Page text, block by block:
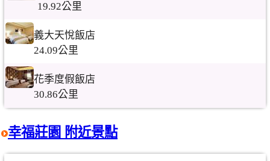
19.92公里
義大天悅飯店
24.09公里
花季度假飯店
30.86公里
幸福莊園 附近景點